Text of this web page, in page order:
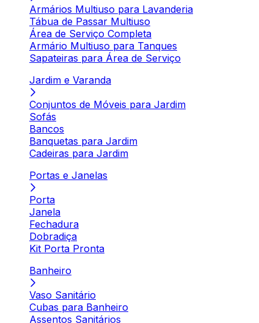
Armários Multiuso para Lavanderia
Tábua de Passar Multiuso
Área de Serviço Completa
Armário Multiuso para Tanques
Sapateiras para Área de Serviço
Jardim e Varanda
Conjuntos de Móveis para Jardim
Sofás
Bancos
Banquetas para Jardim
Cadeiras para Jardim
Portas e Janelas
Porta
Janela
Fechadura
Dobradiça
Kit Porta Pronta
Banheiro
Vaso Sanitário
Cubas para Banheiro
Assentos Sanitários